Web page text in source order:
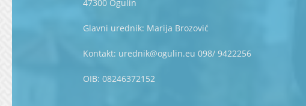
47300 Ogulin
Glavni urednik: Marija Brozović
Kontakt: urednik@ogulin.eu 098/ 9422256
OIB: 08246372152